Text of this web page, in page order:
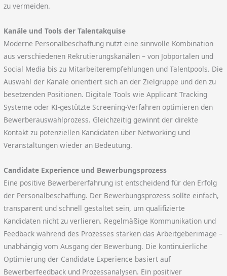
zu vermeiden.
Kanäle und Tools der Talentakquise
Moderne Personalbeschaffung nutzt eine sinnvolle Kombination
aus verschiedenen Rekrutierungskanälen – von Jobportalen und
Social Media bis zu Mitarbeiterempfehlungen und Talentpools. Die
Auswahl der Kanäle orientiert sich an der Zielgruppe und den zu
besetzenden Positionen. Digitale Tools wie Applicant Tracking
Systeme oder KI-gestützte Screening-Verfahren optimieren den
Bewerberauswahlprozess. Gleichzeitig gewinnt der direkte
Kontakt zu potenziellen Kandidaten über Networking und
Veranstaltungen wieder an Bedeutung.
Candidate Experience und Bewerbungsprozess
Eine positive Bewerbererfahrung ist entscheidend für den Erfolg
der Personalbeschaffung. Der Bewerbungsprozess sollte einfach,
transparent und schnell gestaltet sein, um qualifizierte
Kandidaten nicht zu verlieren. Regelmäßige Kommunikation und
Feedback während des Prozesses stärken das Arbeitgeberimage –
unabhängig vom Ausgang der Bewerbung. Die kontinuierliche
Optimierung der Candidate Experience basiert auf
Bewerberfeedback und Prozessanalysen. Ein positiver